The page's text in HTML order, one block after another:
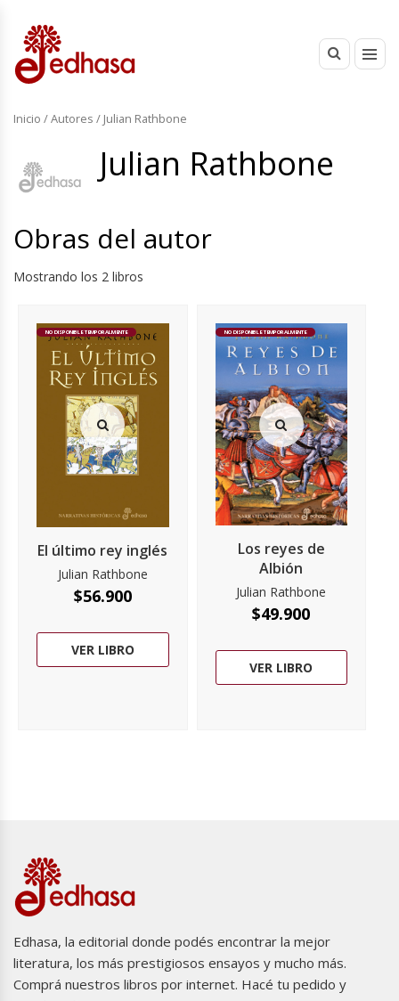
Inicio / Autores / Julian Rathbone
Julian Rathbone
Obras del autor
Mostrando los 2 libros
NO DISPONIBLE TEMPORALMENTE
El último rey inglés
Julian Rathbone
$56.900
VER LIBRO
NO DISPONIBLE TEMPORALMENTE
Los reyes de
Albión
Julian Rathbone
$49.900
VER LIBRO
Edhasa, la editorial donde podés encontrar la mejor
literatura, los más prestigiosos ensayos y mucho más.
Comprá nuestros libros por internet. Hacé tu pedido y